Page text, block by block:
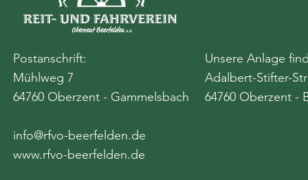
Postanschrift:
Mühlweg 7
64760 Oberzent - Gammelsbach
info@rfvo-beerfelden.de
www.rfvo-beerfelden.de
Unsere Anlage
Adalbert-Stifter-
64760 Oberzent -